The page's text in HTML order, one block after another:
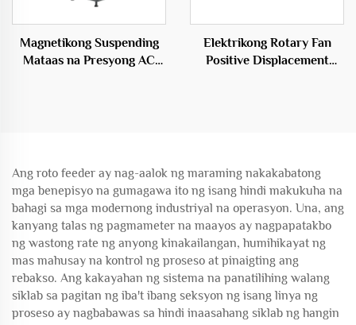
Magnetikong Suspending
Mataas na Presyong AC
Elektrikong Rotary Fan
Positive Displacement
Ang roto feeder ay nag-aalok ng maraming nakakabatong
mga benepisyo na gumagawa ito ng isang hindi makukuha na
bahagi sa mga modernong industriyal na operasyon. Una, ang
kanyang talas ng pagmameter na maayos ay nagpapatakbo
ng wastong rate ng anyong kinakailangan, humihikayat ng
mas mahusay na kontrol ng proseso at pinaigting ang
rebakso. Ang kakayahan ng sistema na panatilihing walang
siklab sa pagitan ng iba't ibang seksyon ng isang linya ng
proseso ay nagbabawas sa hindi inaasahang siklab ng hangin